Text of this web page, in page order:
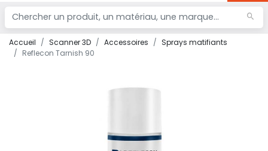
Accueil Scanner 3D Accessoires
Sprays matifiants
Reflecon Tarnish 90